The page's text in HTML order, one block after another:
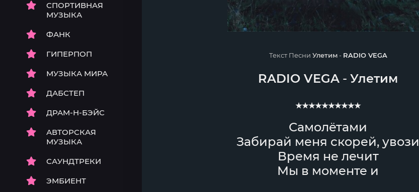
СПОРТИВНАЯ
МУЗЫКА
ФАНК
ГИПЕРПОП
МУЗЫКА МИРА
ДАБСТЕП
ДРАМ-Н-БЭЙС
АВТОРСКАЯ
МУЗЫКА
САУНДТРЕКИ
ЭМБИЕНТ
Текст Песни Улетим- RADIO VEGA
RADIO VEGA - Улетим
★★★★★★★★★★
Самолётами
Забирай меня скорей, увози
Время не лечит
Мы в моменте и